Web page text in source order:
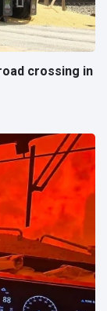
crossing in